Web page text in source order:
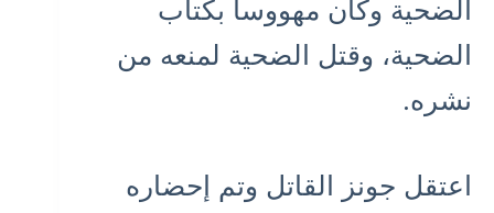
الضحية وكان مهووسا بكتاب
الضحية، وقتل الضحية لمنعه من
نشره.
اعتقل جونز القاتل وتم إحضاره